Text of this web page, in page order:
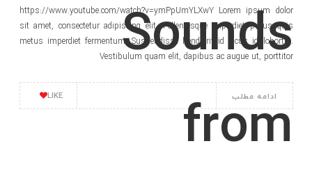
https://www.youtube.com/watch?v=ymPpUmYLXwY Lorem ipsum dolor
sit amet, consectetur adipiscing elit. Pellentesque imperdiet purus quis
metus imperdiet fermentum. Suspendisse hendrerit id lacus id lobortis.
Vestibulum quam elit, dapibus ac augue ut, porttitor
LIKE ادامه مطلب
Sounds
from